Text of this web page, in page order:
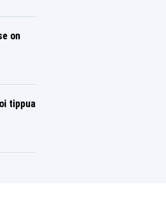
on
tippua